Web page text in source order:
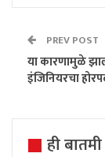
PREV POST
या कारणामुळे
इंजिनियरचा
ही